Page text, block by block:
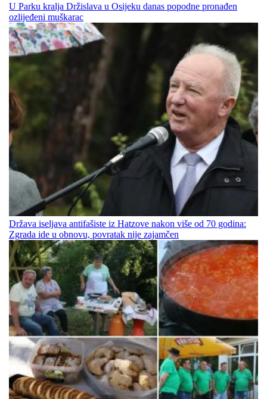
U Parku kralja Držislava u Osijeku danas popodne pronađen
ozlijeđeni muškarac
Država iseljava antifašiste iz Hatzove nakon više od 70 godina:
Zgrada ide u obnovu, povratak nije zajamčen